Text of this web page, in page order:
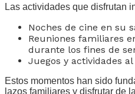
Las actividades que disfrutan
Noches de cine en su
Reuniones familiares
durante los fines de
Juegos y actividades
Estos momentos han sido
lazos familiares y disfrutar de